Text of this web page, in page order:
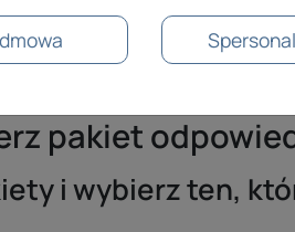
zależy od wybranego przez
pakiet
i wybierz ten,